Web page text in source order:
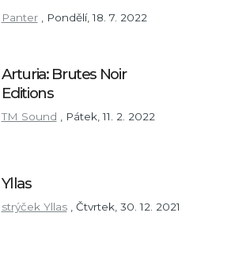
Panter Pondělí, 18. 7. 2022
Arturia: Brutes Noir
Editions
TM Sound , Pátek, 11. 2. 2022
Yllas
strýček Yllas Čtvrtek, 30. 12. 2021